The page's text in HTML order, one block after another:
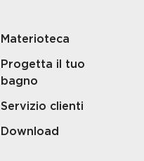
Materioteca
Progetta il tuo
bagno
Servizio clienti
Download